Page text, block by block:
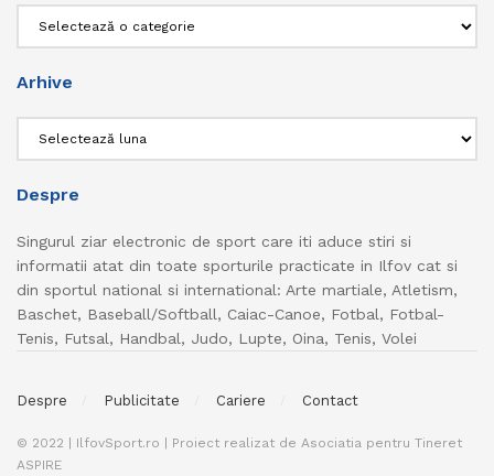
Arhive
Despre
Singurul ziar electronic de sport care iti aduce stiri si
informatii atat din toate sporturile practicate in Ilfov cat si
din sportul national si international: Arte martiale, Atletism,
Baschet, Baseball/Softball, Caiac-Canoe, Fotbal, Fotbal-
Tenis, Futsal, Handbal, Judo, Lupte, Oina, Tenis, Volei
Despre Publicitate Cariere Contact
© 2022 | IlfovSport.ro | Proiect realizat de Asociatia pentru Tineret
ASPIRE